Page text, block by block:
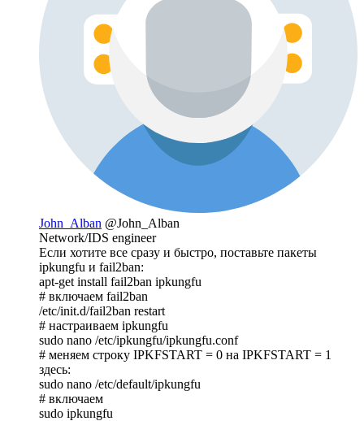
John_Alban @John_Alban
Network/IDS engineer
Если хотите все сразу и быстро, поставьте пакеты
ipkungfu и fail2ban:
apt-get install fail2ban ipkungfu
# включаем fail2ban
/etc/init.d/fail2ban restart
# настраиваем ipkungfu
sudo nano /etc/ipkungfu/ipkungfu.conf
# меняем строку IPKFSTART = 0 на IPKFSTART = 1
здесь:
sudo nano /etc/default/ipkungfu
# включаем
sudo ipkungfu